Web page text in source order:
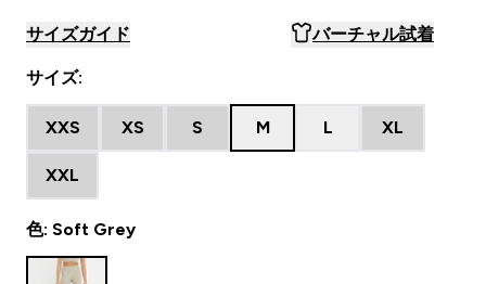
サイズガイド バーチャル試着
サイズ:
XXS XS S M L XL
XXL
色: Soft Grey